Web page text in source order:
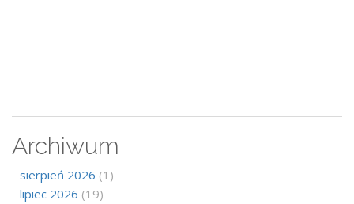
Archiwum
sierpień 2026 (1)
lipiec 2026 (19)